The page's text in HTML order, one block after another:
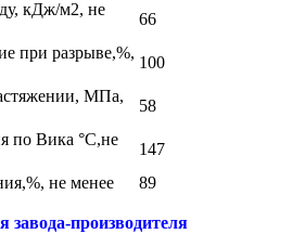
кДж/м2, не
66
при разрыве,%,
100
МПа,
58
по Вика °С,не
147
не менее
89
завода-производителя